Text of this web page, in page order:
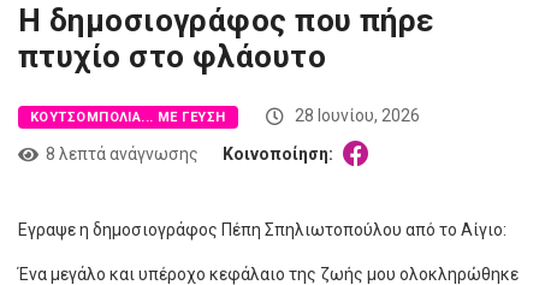
H δημοσιογράφος που πήρε
πτυχίο στο φλάουτο
ΚΟΥΤΣΟΜΠΟΛΙΆ... ΜΕ ΓΕΎΣΗ
28 Ιουνίου, 2026
8 λεπτά ανάγνωσης
Κοινοποίηση:
Εγραψε η δημοσιογράφος Πέπη Σπηλιωτοπούλου από το Αίγιο:
Ένα μεγάλο και υπέροχο κεφάλαιο της ζωής μου ολοκληρώθηκε